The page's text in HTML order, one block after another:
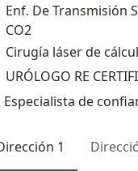
Enf. De Transmisión
CO2
Cirugía láser de
URÓLOGO RE
Especialista de
1